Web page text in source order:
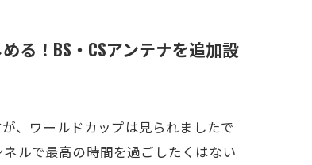
る！BS・CSアンテナを追加設
、ワールドカップは見られましたで
ルで最高の時間を過ごしたくはない